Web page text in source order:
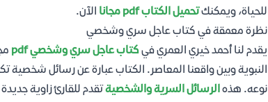
للحياة، ويمكنكتحميل الكتاب pdf مجانا
الآن.
نظرة معمقة في كتاب عاجل سري وشخصي
يقدم لنا أحمد خيري العمري فيكتاب عاجل سري وشخصي pdf
النبوية وبين واقعنا المعاصر. الكتاب عبارة عن رسائل
نوعه. هذهالرسائل السرية والشخصيةتقدم للقارئ زاوية